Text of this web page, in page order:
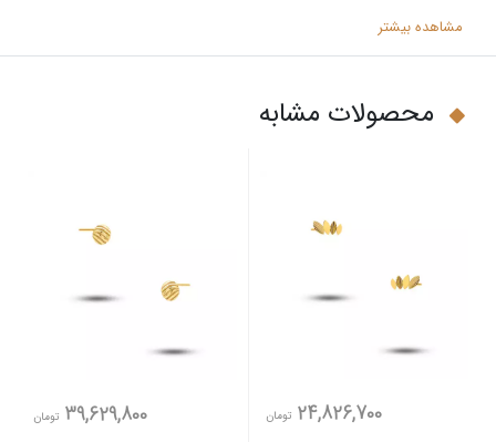
مشاهده بیشتر
محصولات مشابه
24,826,700 تومان 39,629,800 تومان